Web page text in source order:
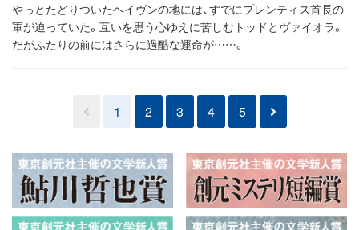
やっとたどりついたヘイヴンの地には、すでにプレンティス首長の
軍が迫っていた。互いを思う心ゆえに苦しむトッドとヴァイオラ。
だがふたりの前にはさらに過酷な運命が……。
1 2 3 4 5